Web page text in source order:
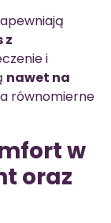
z
i
nawet na
równomierne
w
oraz